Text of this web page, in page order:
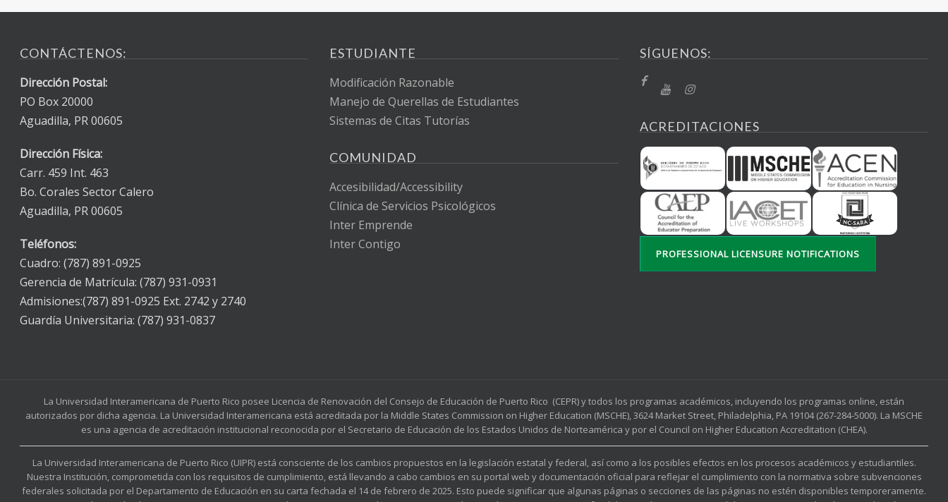
CONTÁCTENOS:
Dirección Postal:
PO Box 20000
Aguadilla, PR 00605
Dirección Física:
Carr. 459 Int. 463
Bo. Corales Sector Calero
Aguadilla, PR 00605
Teléfonos:
Cuadro: (787) 891-0925
Gerencia de Matrícula: (787) 931-0931
Admisiones:(787) 891-0925 Ext. 2742 y 2740
Guardía Universitaria: (787) 931-0837
ESTUDIANTE
Modificación Razonable
Manejo de Querellas de Estudiantes
Sistemas de Citas Tutorías
COMUNIDAD
Accesibilidad/Accessibility
Clínica de Servicios Psicológicos
Inter Emprende
Inter Contigo
SÍGUENOS:
ACREDITACIONES
PROFESSIONAL LICENSURE NOTIFICATIONS
La Universidad Interamericana de Puerto Rico posee Licencia de Renovación del Consejo de Educación de Puerto Rico (CEPR) y todos los programas académicos, incluyendo los programas online, están
autorizados por dicha agencia. La Universidad Interamericana está acreditada por la Middle States Commission on Higher Education (MSCHE), 3624 Market Street, Philadelphia, PA 19104 (267-284-5000). La MSCHE
es una agencia de acreditación institucional reconocida por el Secretario de Educación de los Estados Unidos de Norteamérica y por el Council on Higher Education Accreditation (CHEA).
La Universidad Interamericana de Puerto Rico (UIPR) está consciente de los cambios propuestos en la legislación estatal y federal, así como a los posibles efectos en los procesos académicos y estudiantiles.
Nuestra Institución, comprometida con los requisitos de cumplimiento, está llevando a cabo cambios en su portal web y documentación oficial para reflejar el cumplimiento con la normativa sobre subvenciones
federales solicitada por el Departamento de Educación en su carta fechada el 14 de febrero de 2025. Esto puede significar que algunas páginas o secciones de las páginas no estén disponibles temporeramente.